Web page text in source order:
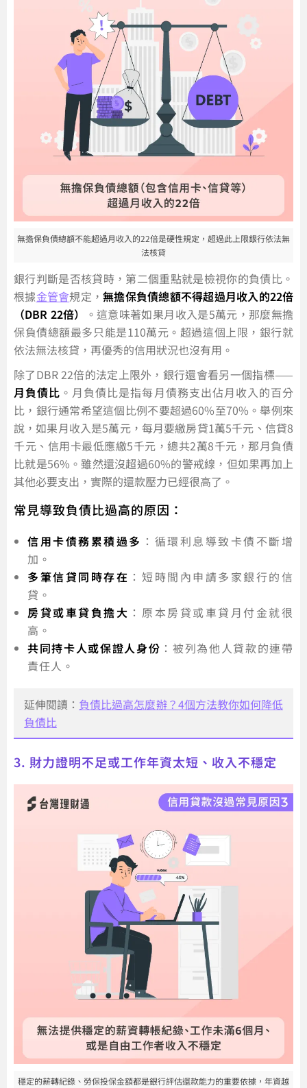
無擔保負債總額不能超過月收入的22倍是硬性規定，超過此上限銀行依法無
法核貸
銀行判斷是否核貸時，第二個重點就是檢視你的負債比。
根據金管會規定， 無擔保負債總額不得超過月收入的22倍
（DBR 22倍）
。這意味著如果月收入是5萬元，那麼無擔
保負債總額最多只能是110萬元。超過這個上限，銀行就
依法無法核貸，再優秀的信用狀況也沒有用。
除了DBR 22倍的法定上限外，銀行還會看另一個指標——
月負債比 。月負債比是指每月債務支出佔月收入的百分
比，銀行通常希望這個比例不要超過60%至70%。舉例來
說，如果月收入是5萬元，每月要繳房貸1萬5千元、信貸8
千元、信用卡最低應繳5千元，總共2萬8千元，那月負債
比就是56%。雖然還沒超過60%的警戒線，但如果再加上
其他必要支出，實際的還款壓力已經很高了。
常見導致負債比過高的原因：
信用卡債務累積過多 ：循環利息導致卡債不斷增
加。
多筆信貸同時存在 ：短時間內申請多家銀行的信
貸。
房貸或車貸負擔大 ：原本房貸或車貸月付金就很
高。
共同持卡人或保證人身份 ：被列為他人貸款的連帶
責任人。
延伸閱讀： 負債比過高怎麼辦？4個方法教你如何降低
負債比
3. 財力證明不足或工作年資太短、收入不穩定
穩定的薪轉紀錄、勞保投保金額都是銀行評估還款能力的重要依據，年資越